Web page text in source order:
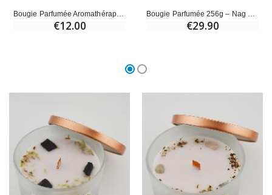
Bougie Parfumée Aromathérapie - Pierre de Lune & Menthe
€12.00 €29.90